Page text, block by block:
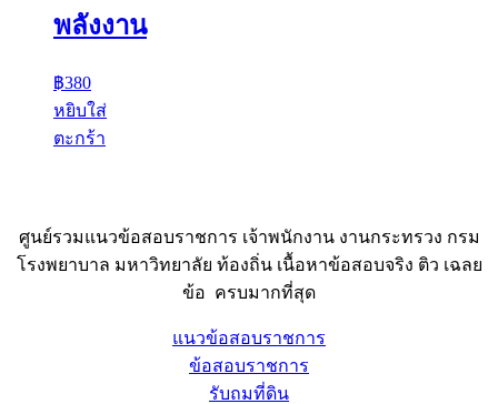
พลังงาน
฿380
หยิบใส่
ตะกร้า
ศูนย์รวมแนวข้อสอบราชการ เจ้าพนักงาน งานกระทรวง กรม
โรงพยาบาล มหาวิทยาลัย ท้องถิ่น เนื้อหาข้อสอบจริง ติว เฉลย
ข้อ ครบมากที่สุด
แนวข้อสอบราชการ
ข้อสอบราชการ
รับถมที่ดิน